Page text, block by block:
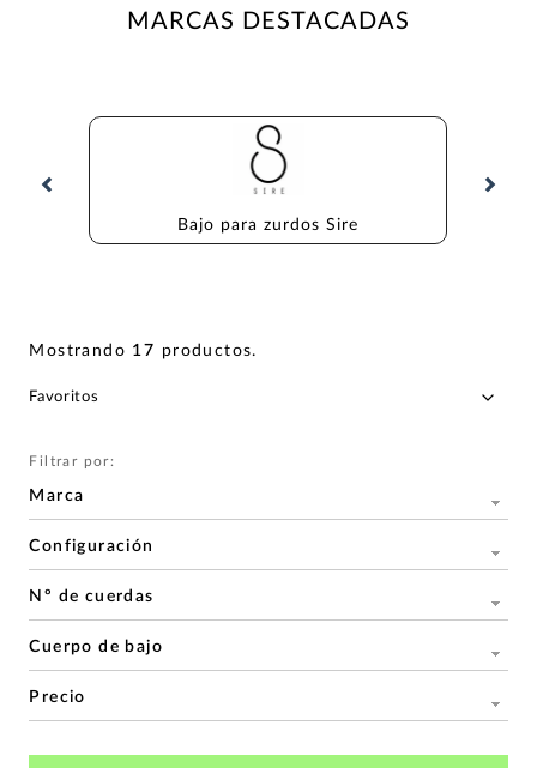
MARCAS DESTACADAS
Bajo para zurdos Sire
Mostrando 17 productos.
Filtrar por:
Marca
Configuración
Nº de cuerdas
Cuerpo de bajo
Precio